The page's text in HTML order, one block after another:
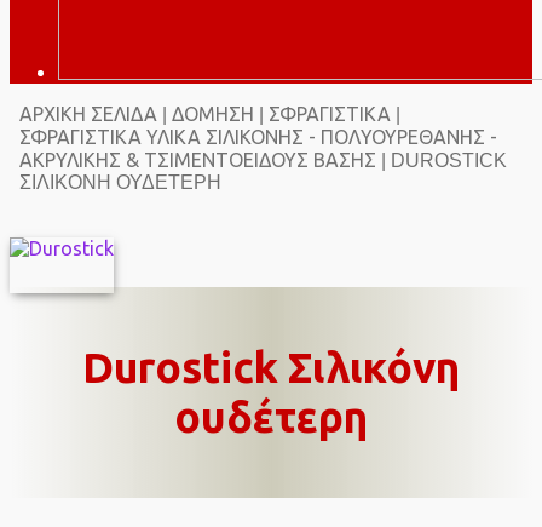
ΑΡΧΙΚΉ ΣΕΛΊΔΑ ΔΌΜΗΣΗ ΣΦΡΑΓΙΣΤΙΚΆ
ΣΦΡΑΓΙΣΤΙΚΆ ΥΛΙΚΆ ΣΙΛΙΚΌΝΗΣ - ΠΟΛΥΟΥΡΕΘΆΝΗΣ -
ΑΚΡΥΛΙΚΉΣ & ΤΣΙΜΕΝΤΟΕΙΔΟΎΣ ΒΆΣΗΣ | DUROSTICK
ΣΙΛΙΚΌΝΗ ΟΥΔΈΤΕΡΗ
Durostick Σιλικόνη
ουδέτερη